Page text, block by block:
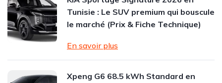
Tunisie : Le SUV premium qui bouscule
le marché (Prix & Fiche Technique)
En savoir plus
Xpeng G6 68.5 kWh Standard en